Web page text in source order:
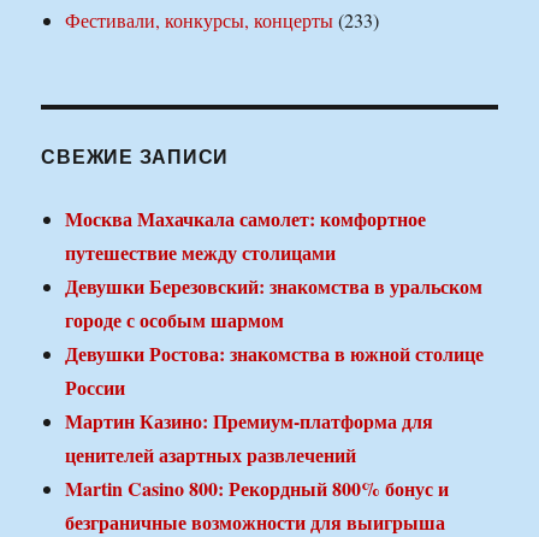
Фестивали, конкурсы, концерты(233)
СВЕЖИЕ ЗАПИСИ
Москва Махачкала самолет: комфортное
путешествие между столицами
Девушки Березовский: знакомства в уральском
городе с особым шармом
Девушки Ростова: знакомства в южной столице
России
Мартин Казино: Премиум-платформа для
ценителей азартных развлечений
Martin Casino 800: Рекордный 800% бонус и
безграничные возможности для выигрыша